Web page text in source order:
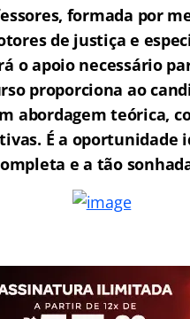
formada por
de justiça e
o apoio necessário
proporciona ao
abordagem teórica,
É a oportunidade
e a tão